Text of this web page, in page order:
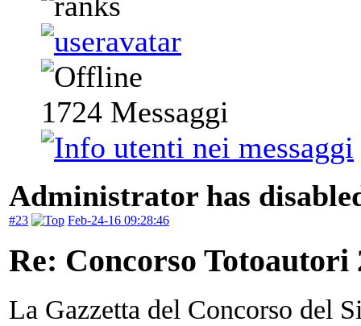
1724 Messaggi
Administrator has
#23 Feb-24-16 09:28:46
Re: Concorso Totoautori
La Gazzetta del Concorso del